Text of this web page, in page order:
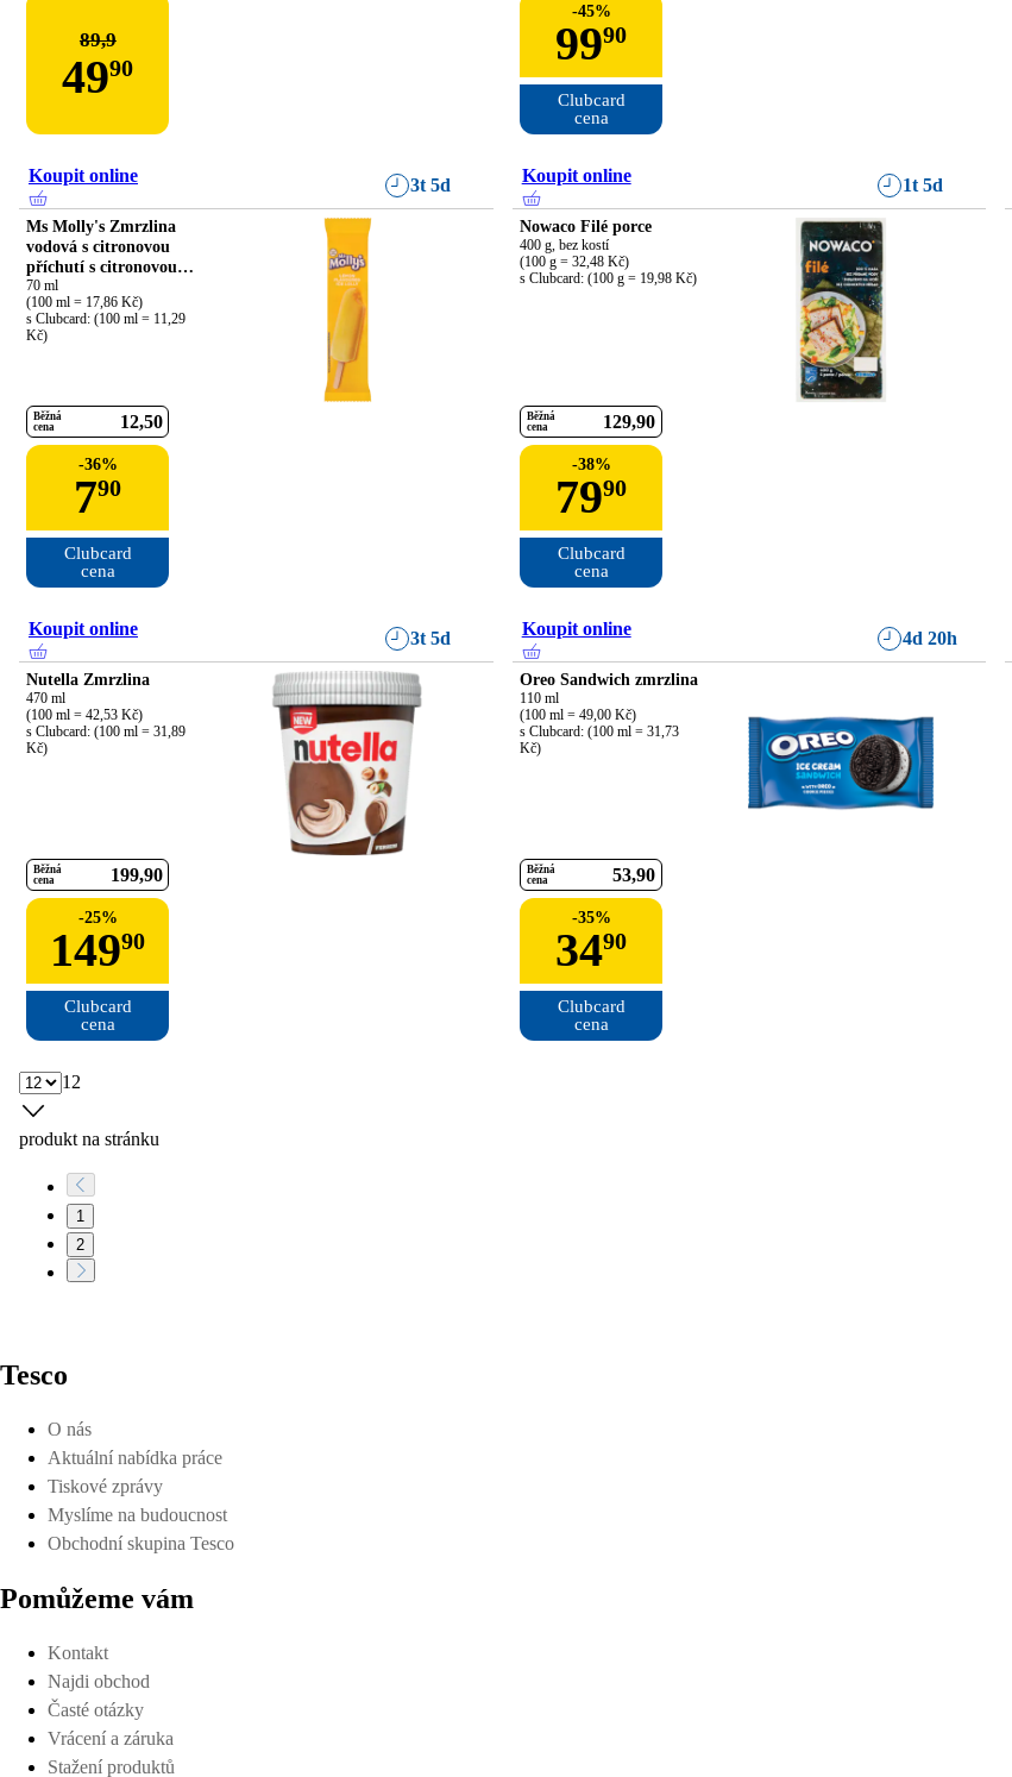
89,9
4990
-45%
9990
Clubcard
cena
Koupit online 3t 5d
Ms Molly's Zmrzlina
vodová s citronovou
příchutí s citronovou
náplní**
70 ml
(100 ml = 17,86 Kč)
s Clubcard: (100 ml = 11,29
Kč)
Běžná
cena
12 50
-36%
790
Clubcard
cena
Koupit online 1t 5d
Nowaco Filé porce
400 g, bez kostí
(100 g = 32,48 Kč)
s Clubcard: (100 g = 19,98 Kč)
Běžná
cena
129 90
-38%
7990
Clubcard
cena
Koupit online 3t 5d
Nutella Zmrzlina
470 ml
(100 ml = 42,53 Kč)
s Clubcard: (100 ml = 31,89
Kč)
Běžná
cena
199 90
-25%
14990
Clubcard
cena
Koupit online 4d 20h
Oreo Sandwich zmrzlina
110 ml
(100 ml = 49,00 Kč)
s Clubcard: (100 ml = 31,73
Kč)
Běžná
cena
53 90
-35%
3490
Clubcard
cena
12
produkt na stránku
1
2
Tesco
O nás
Aktuální nabídka práce
Tiskové zprávy
Myslíme na budoucnost
Obchodní skupina Tesco
Pomůžeme vám
Kontakt
Najdi obchod
Časté otázky
Vrácení a záruka
Stažení produktů